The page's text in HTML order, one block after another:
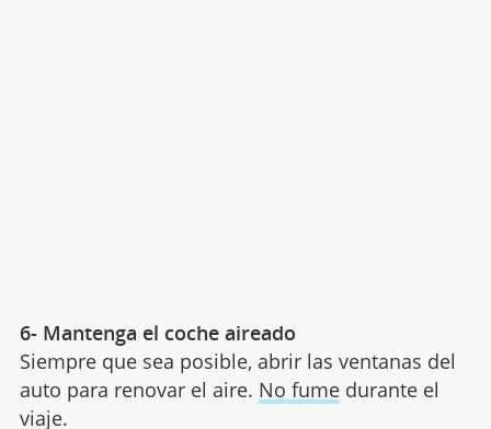
6- Mantenga el coche aireado
Siempre que sea posible, abrir las ventanas del
auto para renovar el aire. No fumedurante el
viaje.